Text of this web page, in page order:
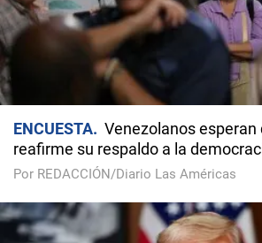
ENCUESTA
Venezolanos esperan
reafirme su respaldo a la
Por REDACCIÓN/Diario Las Américas